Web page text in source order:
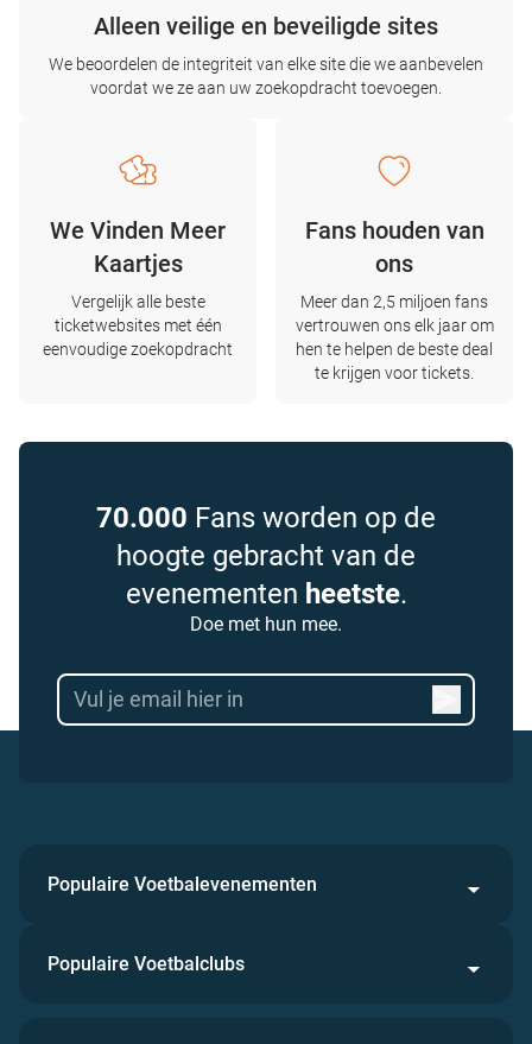
Alleen veilige en beveiligde sites
We beoordelen de integriteit van elke site die we aanbevelen
voordat we ze aan uw zoekopdracht toevoegen.
We Vinden Meer
Kaartjes
Vergelijk alle beste
ticketwebsites met één
eenvoudige zoekopdracht
Fans houden van
ons
Meer dan 2,5 miljoen fans
vertrouwen ons elk jaar om
hen te helpen de beste deal
te krijgen voor tickets.
70.000 Fans worden op de
hoogte gebracht van de
evenementen heetste.
Doe met hun mee.
Populaire Voetbalevenementen
Populaire Voetbalclubs